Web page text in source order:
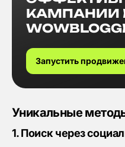
КАМПАНИИ
Запустить
Уникальные
1. Поиск через